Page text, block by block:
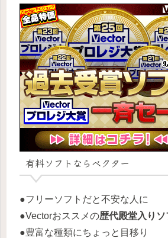
有料ソフトならベクター
●フリーソフトだと不安な人に
●Vectorおススメの歴代殿堂入り
●豊富な種類にちょっと目移り